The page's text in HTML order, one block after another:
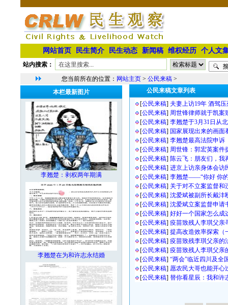
网站首页 民生简介 民生动态 新闻稿 维权经历 个人文
站内搜索：
您当前所在的位置： 网站主页 > 公民来稿 >
本栏最新图片
李翘楚：剥权两年期满
李翘楚在为和许志永结婚
公民来稿文章列表
[公民来稿] 夫妻上访19年 酒驾
[公民来稿] 周世锋律师就于凯案
[公民来稿] 李翘楚于3月31日从
[公民来稿] 国家展现出来的画面
[公民来稿] 李翘楚最高法院申诉
[公民来稿] 周世锋：郭宏英案件
[公民来稿] 陈云飞：朋友们，我
[公民来稿] 进京上访亲身体会访
[公民来稿] 李翘楚——“你好 你
[公民来稿] 关于对不立案监督和
[公民来稿] 沈爱斌被副所长戴沣
[公民来稿] 沈爱斌立案监督申请
[公民来稿] 好好一个国家怎么成
[公民来稿] 疫苗致残人李琪父亲
[公民来稿] 提高改造效率探索（
[公民来稿] 疫苗致残李琪父亲的
[公民来稿] 疫苗致残人李琪父亲
[公民来稿] “两会”临近四川及全
[公民来稿] 愿农民大哥也能开心
[公民来稿] 替你看星辰：我和许